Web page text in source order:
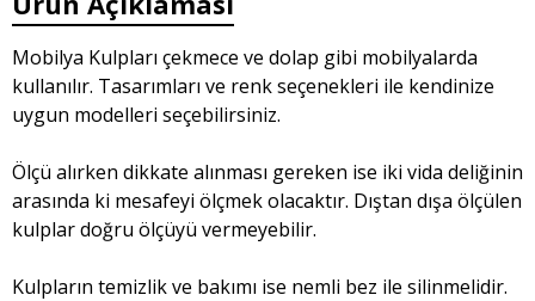
Mobilya Kulpları çekmece ve dolap gibi mobilyalarda
kullanılır. Tasarımları ve renk seçenekleri ile kendinize
uygun modelleri seçebilirsiniz.
Ölçü alırken dikkate alınması gereken ise iki vida deliğinin
arasında ki mesafeyi ölçmek olacaktır. Dıştan dışa ölçülen
kulplar doğru ölçüyü vermeyebilir.
Kulpların temizlik ve bakımı ise nemli bez ile silinmelidir.